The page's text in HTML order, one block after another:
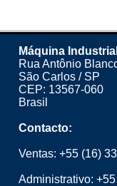
Máquina
Rua Antônio
São Carlos / SP
CEP: 13567-060
Brasil
Contacto:
Ventas: +55 (16)
Administrativo: